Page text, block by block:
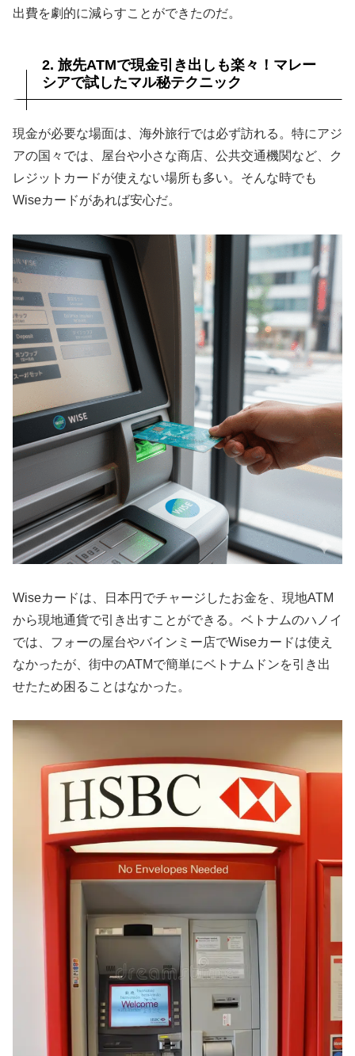
出費を劇的に減らすことができたのだ。
2. 旅先ATMで現金引き出しも楽々！マレー
シアで試したマル秘テクニック
現金が必要な場面は、海外旅行では必ず訪れる。特にアジ
アの国々では、屋台や小さな商店、公共交通機関など、ク
レジットカードが使えない場所も多い。そんな時でも
Wiseカードがあれば安心だ。
Wiseカードは、日本円でチャージしたお金を、現地ATM
から現地通貨で引き出すことができる。ベトナムのハノイ
では、フォーの屋台やバインミー店でWiseカードは使え
なかったが、街中のATMで簡単にベトナムドンを引き出
せたため困ることはなかった。